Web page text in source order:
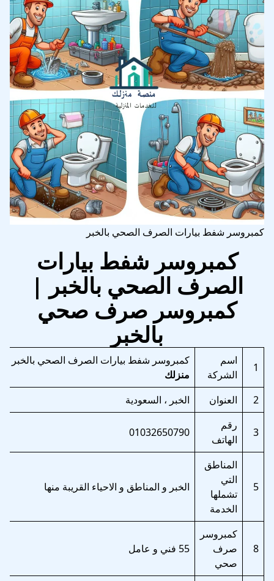
كمبروسر شفط بيارات الصرف الصحي بالخبر
كمبروسر شفط بيارات
الصرف الصحي بالخبر |
كمبروسر صرف صحي
بالخبر
1
اسم
الشركة
كمبروسر شفط بيارات الصرف الصحي بالخبر
منزلك
2
العنوان الخبر ، السعودية
3
رقم
الهاتف
01032650790
5
المناطق
التي
تشملها
الخدمة
الخبر و المناطق و الاحياء القريبة منها
8
كمبروسر
صرف
صحي
55 فني و عامل